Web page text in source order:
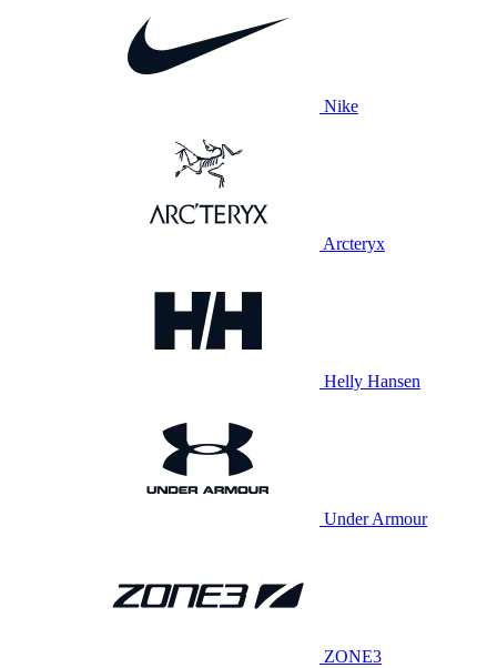
Nike
Arcteryx
Helly Hansen
Under Armour
ZONE3